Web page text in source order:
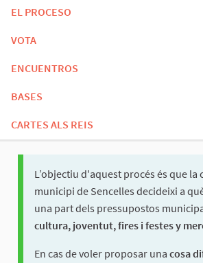
EL PROCESO
VOTA
ENCUENTROS
BASES
CARTES ALS REIS
L’objectiu d'aquest procés és que
municipi de Sencelles decideixi a
una part dels pressupostos
cultura, joventut, fires i festes y
En cas de voler proposar una cosa